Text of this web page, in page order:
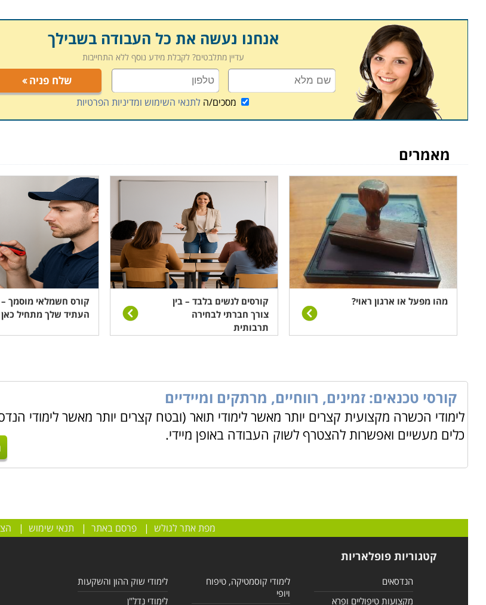
אנחנו נעשה את כל העבודה בשבילך
עדיין מתלבטים? לקבלת מידע נוסף ללא התחייבות
שלח פניה
מסכים/הלתנאי השימוש ומדיניות הפרטיות
מאמרים
מהו מפעל או ארגון ראוי?
קורסים לנשים בלבד – בין
צורך חברתי לבחירה
תרבותית
קורס חשמלאי מוסמך –
העתיד שלך מתחיל כאן
קורסי טכנאים: זמינים, רווחיים, מרתקים ומיידיים
לימודי הכשרה מקצועית קצרים יותר מאשר לימודי תואר (ובטח קצרים יותר מאשר לימודי
כלים מעשיים ואפשרות להצטרף לשוק העבודה באופן מיידי.
מפת אתר לגולש |פרסם באתר | תנאי שימוש |
קטגוריות פופלאריות
הנדסאים
מקצועות טיפוליים ופרא
לימודי קוסמטיקה, טיפוח
ויופי
לימודי שוק ההון והשקעות
לימודי נדל"ן